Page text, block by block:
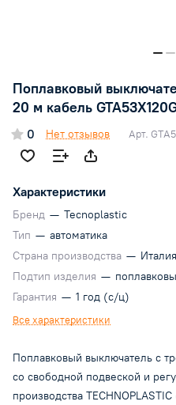
Поплавковый
20 м кабель
0 Нет отзывов Арт.
Характеристики
Бренд — Tecnoplastic
Тип — автоматика
Страна производства — Италия
Подтип изделия —
Гарантия — 1 год (с/ц)
Все характеристики
Поплавковый выключатель с
со свободной подвеской и
производства